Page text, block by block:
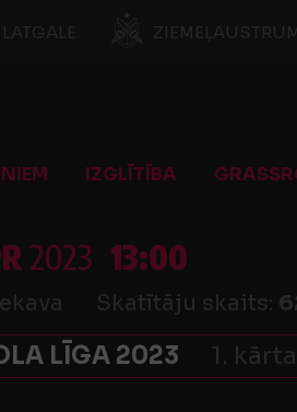
LATGALE
IZGLĪTĪBA
2023 13:00
Skatītāju skaits:
LĪGA 2023 1. kārta